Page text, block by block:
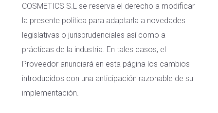
COSMETICS S.Lse reserva el derecho a modificar
la presente política para adaptarla a novedades
legislativas o jurisprudenciales así como a
prácticas de la industria. En tales casos, el
Proveedor anunciará en esta página los cambios
introducidos con una anticipación razonable de su
implementación.